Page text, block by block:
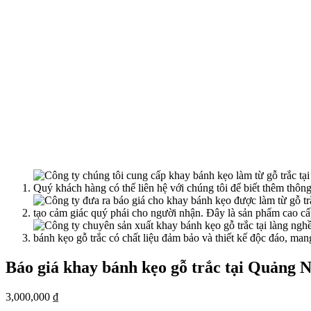
Báo giá khay bánh kẹo gỗ trắc tại Quảng
3,000,000 ₫